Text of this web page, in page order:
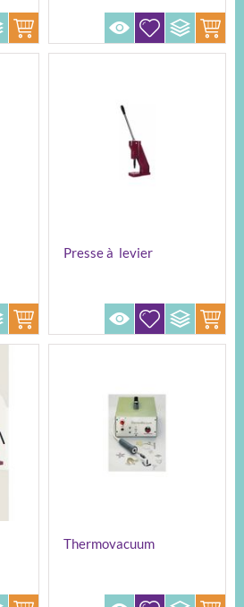
Presse à levier
Thermovacuum